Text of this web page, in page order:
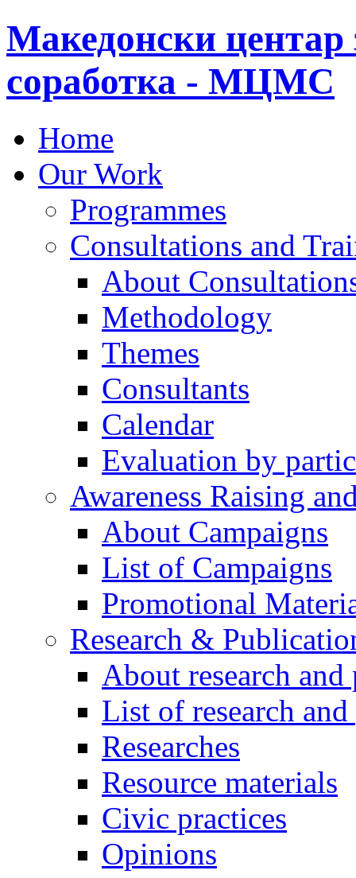
Македонски центар
соработка - МЦМС
Home
Our Work
Programmes
Consultations and
About
Methodology
Themes
Consultants
Calendar
Evaluation by
Awareness Raising
About Campaigns
List of Campaigns
Promotional
Research &
About research
List of research
Researches
Resource materials
Civic practices
Opinions